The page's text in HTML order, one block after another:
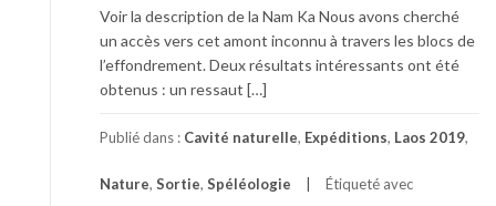
Voir la description de la Nam Ka Nous avons cherché
un accès vers cet amont inconnu à travers les blocs de
l’effondrement. Deux résultats intéressants ont été
obtenus : un ressaut […]
Publié dans : Cavité naturelle, Expéditions, Laos 2019,
Nature, Sortie, Spéléologie Étiqueté avec